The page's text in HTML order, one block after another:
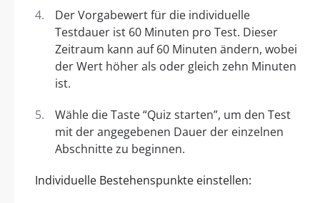
Der Vorgabewert für die individuelle
Testdauer ist 60 Minuten pro Test. Dieser
Zeitraum kann auf 60 Minuten ändern, wobei
der Wert höher als oder gleich zehn Minuten
ist.
Wähle die Taste “Quiz starten”, um den Test
mit der angegebenen Dauer der einzelnen
Abschnitte zu beginnen.
Individuelle Bestehenspunkte einstellen: